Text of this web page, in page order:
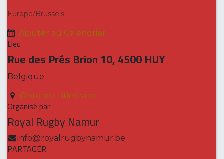
Europe/Brussels
Ajouter au Calendrier
Lieu
Rue des Prés Brion 10, 4500 HUY
Belgique
Obtenez l'itinéraire
Organisé par
Royal Rugby Namur
info@royalrugbynamur.be
PARTAGER